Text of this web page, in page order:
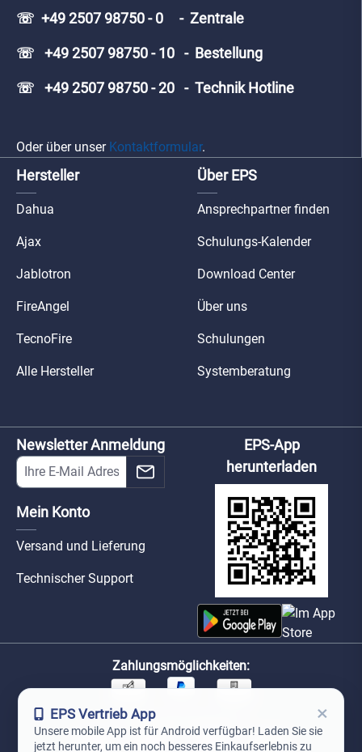
☏ +49 2507 98750 - 0 - Zentrale
☏ +49 2507 98750 - 10 - Bestellung
☏ +49 2507 98750 - 20 - Technik Hotline
Oder über unser Kontaktformular.
Hersteller
Dahua
Ajax
Jablotron
FireAngel
TecnoFire
Alle Hersteller
Über EPS
Ansprechpartner finden
Schulungs-Kalender
Download Center
Über uns
Schulungen
Systemberatung
Newsletter Anmeldung
Mein Konto
Versand und Lieferung
Technischer Support
EPS-App
herunterladen
Zahlungsmöglichkeiten:
Unsere Versandpartner:
EPS Vertrieb App ×
Unsere mobile App ist für Android verfügbar! Laden Sie sie
jetzt herunter, um ein noch besseres Einkaufserlebnis zu